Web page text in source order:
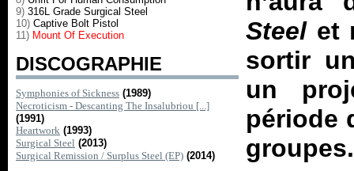
9) 316L Grade Surgical Steel
10) Captive Bolt Pistol
11) Mount Of Execution
DISCOGRAPHIE
Symphonies of Sickness (1989)
Necroticism - Descanting The Insalubriou [...]
(1991)
Heartwork (1993)
Surgical Steel (2013)
Surgical Remission / Surplus Steel (EP) (2014)
Steelet
sortir
un
période
groupes.